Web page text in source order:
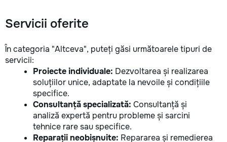
Servicii oferite
În categoria "Altceva", puteți găsi următoarele tipuri de
servicii:
Proiecte individuale: Dezvoltarea și realizarea
soluțiilor unice, adaptate la nevoile și condițiile
specifice.
Consultanță specializată: Consultanță și
analiză expertă pentru probleme și sarcini
tehnice rare sau specifice.
Reparații neobișnuite: Repararea și remedierea